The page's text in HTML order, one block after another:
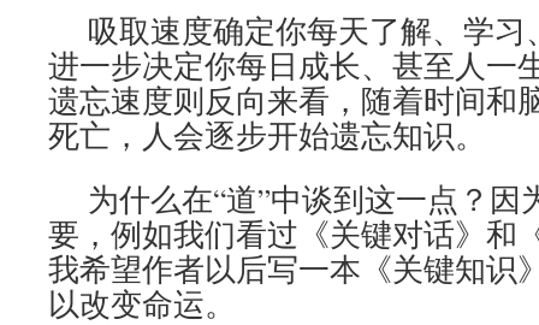
吸取速度确定你每天了解、学习
进一步决定你每日成长、甚至人一
遗忘速度则反向来看，随着时间和
死亡，人会逐步开始遗忘知识。
为什么在“道”中谈到这一点？因
要，例如我们看过《关键对话》和
我希望作者以后写一本《关键知识
以改变命运。